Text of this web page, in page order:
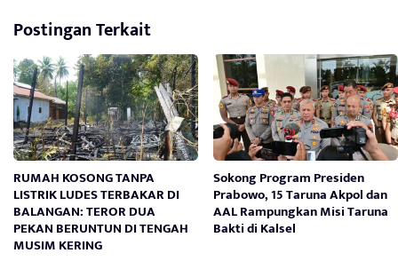
Postingan Terkait
RUMAH KOSONG TANPA
LISTRIK LUDES TERBAKAR DI
BALANGAN: TEROR DUA
PEKAN BERUNTUN DI TENGAH
MUSIM KERING
Sokong Program Presiden
Prabowo, 15 Taruna Akpol dan
AAL Rampungkan Misi Taruna
Bakti di Kalsel